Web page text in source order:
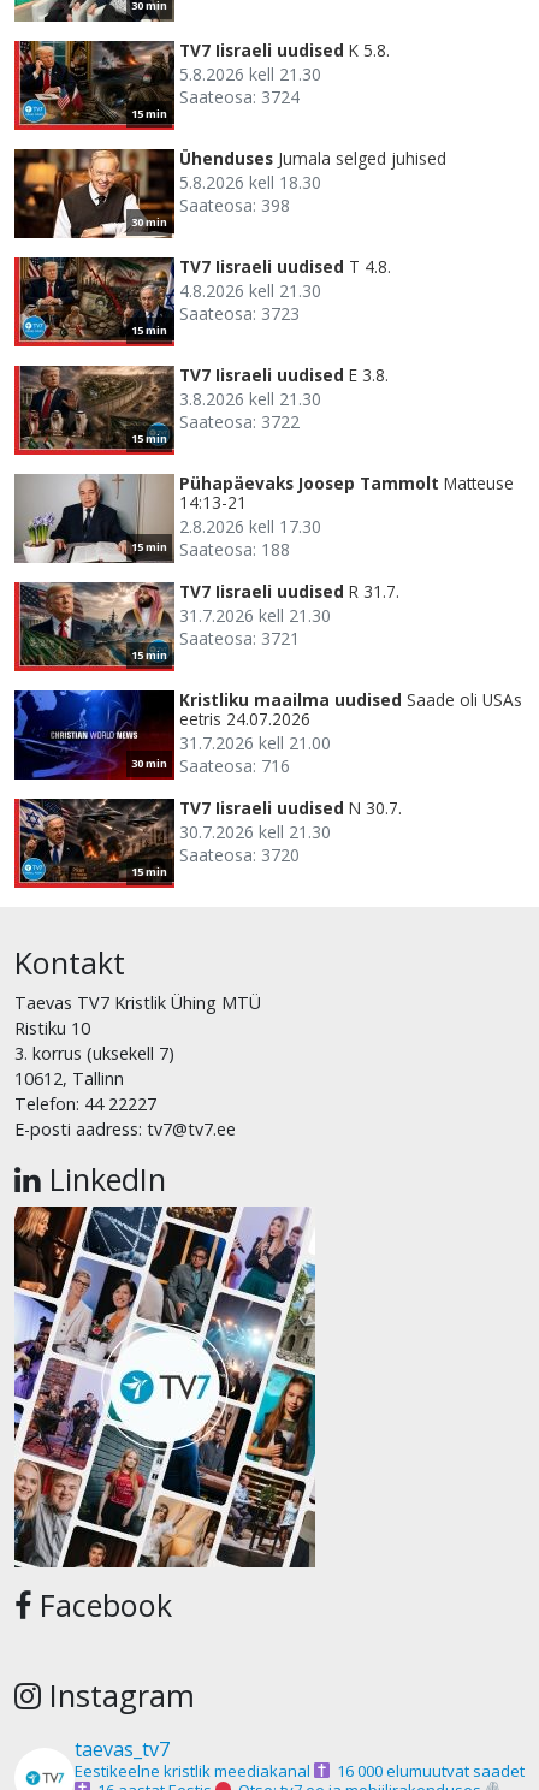
30 min
15 min
TV7 Iisraeli uudised K 5.8.
5.8.2026 kell 21.30
Saateosa: 3724
30 min
Ühenduses Jumala selged juhised
5.8.2026 kell 18.30
Saateosa: 398
15 min
TV7 Iisraeli uudised T 4.8.
4.8.2026 kell 21.30
Saateosa: 3723
15 min
TV7 Iisraeli uudised E 3.8.
3.8.2026 kell 21.30
Saateosa: 3722
15 min
Pühapäevaks Joosep Tammolt Matteuse
14:13-21
2.8.2026 kell 17.30
Saateosa: 188
15 min
TV7 Iisraeli uudised R 31.7.
31.7.2026 kell 21.30
Saateosa: 3721
30 min
Kristliku maailma uudised Saade oli USAs
eetris 24.07.2026
31.7.2026 kell 21.00
Saateosa: 716
15 min
TV7 Iisraeli uudised N 30.7.
30.7.2026 kell 21.30
Saateosa: 3720
Kontakt
Taevas TV7 Kristlik Ühing MTÜ
Ristiku 10
3. korrus (uksekell 7)
10612, Tallinn
Telefon: 44 22227
E-posti aadress: tv7@tv7.ee
LinkedIn
Facebook
Instagram
taevas_tv7
Eestikeelne kristlik meediakanal
16 000 elumuutvat saadet